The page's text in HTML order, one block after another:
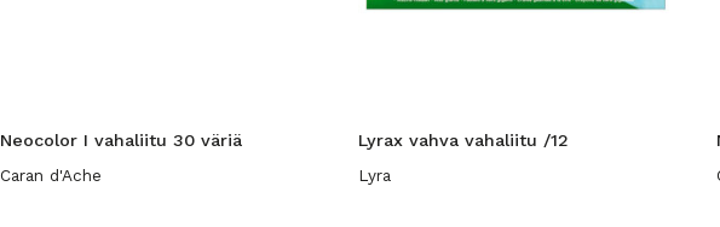
Neocolor I vahaliitu 30 väriä
Caran d'Ache
Lyrax vahva vahaliitu /12
Lyra